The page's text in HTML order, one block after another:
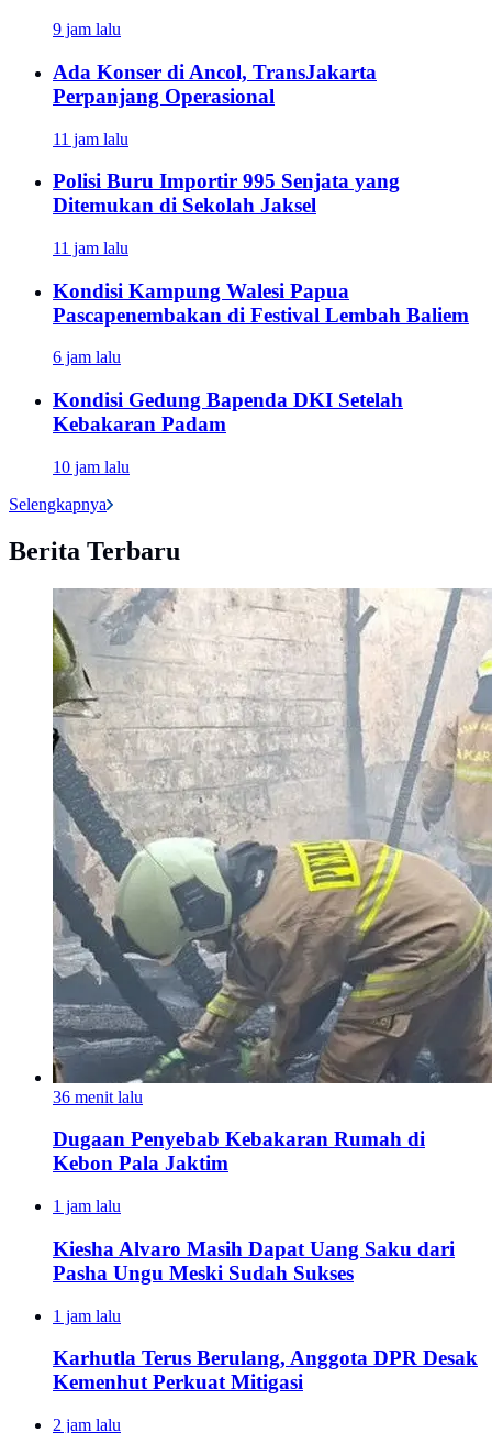
9 jam lalu
Ada Konser di Ancol, TransJakarta
Perpanjang Operasional
11 jam lalu
Polisi Buru Importir 995 Senjata yang
Ditemukan di Sekolah Jaksel
11 jam lalu
Kondisi Kampung Walesi Papua
Pascapenembakan di Festival Lembah Baliem
6 jam lalu
Kondisi Gedung Bapenda DKI Setelah
Kebakaran Padam
10 jam lalu
Selengkapnya
Berita Terbaru
36 menit lalu
Dugaan Penyebab Kebakaran Rumah di
Kebon Pala Jaktim
1 jam lalu
Kiesha Alvaro Masih Dapat Uang Saku dari
Pasha Ungu Meski Sudah Sukses
1 jam lalu
Karhutla Terus Berulang, Anggota DPR Desak
Kemenhut Perkuat Mitigasi
2 jam lalu